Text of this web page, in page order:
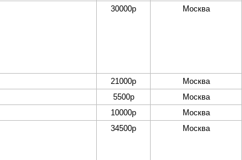
30000р Москва
21000р Москва
5500р Москва
10000р Москва
34500р Москва